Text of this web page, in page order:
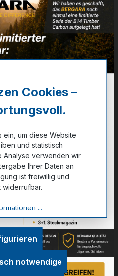
Sie sich jetzt.
Cookies –
ein, um diese Website
und statistisch
Analyse verwenden wir
Ihrer Daten an
ist freiwillig und
widerrufbar.
...
notwendige